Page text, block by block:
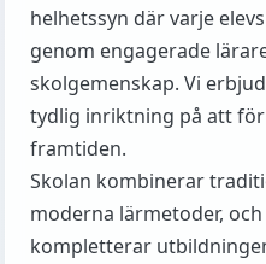
helhetssyn där varje
genom engagerade
skolgemenskap. Vi
tydlig inriktning på att
framtiden.
Skolan kombinerar
moderna lärmetoder,
kompletterar